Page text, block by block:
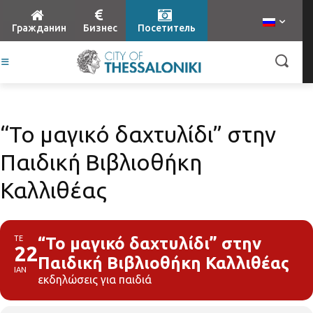
Гражданин Бизнес Посетитель
“Το μαγικό δαχτυλίδι” στην
Παιδική Βιβλιοθήκη
Καλλιθέας
ΤΕ
22
ΙΑΝ
“Το μαγικό δαχτυλίδι” στην
Παιδική Βιβλιοθήκη Καλλιθέας
εκδηλώσεις για παιδιά